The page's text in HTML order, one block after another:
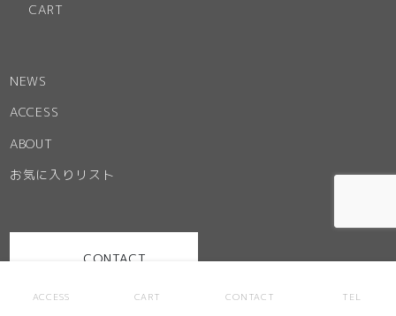
CART
NEWS
ACCESS
ABOUT
お気に入りリスト
CONTACT
ACCESS CART CONTACT TEL